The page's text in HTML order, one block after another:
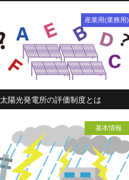
産業用(業務用)
太陽光発電所の評価制度とは
基本情報